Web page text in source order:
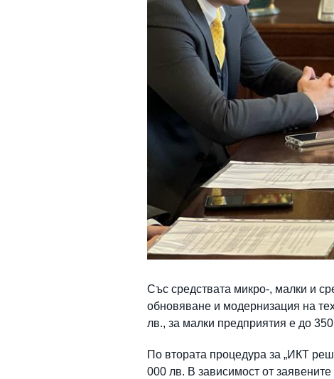
Със средствата микро-, малки и
обновяване и модернизация на
лв., за малки предприятия е до
По втората процедура за „ИКТ
000 лв. В зависимост от